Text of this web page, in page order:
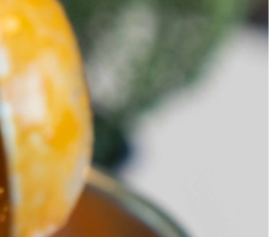
Continue
Duurzame
Logistieke
Doordrongen